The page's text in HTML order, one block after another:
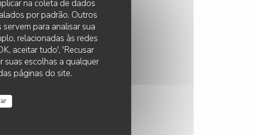
na coleta de dados
por padrão. Outros
para analisar sua
relacionadas às redes
aceitar tudo', 'Recusar
suas escolhas a qualquer
páginas do site.